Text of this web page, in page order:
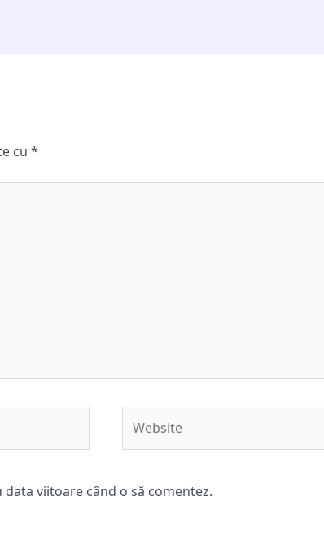
cu *
viitoare când o să comentez.